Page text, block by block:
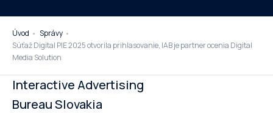
Úvod
Správy
Súťaž Digital PIE 2025 otvorila prihlasovanie, IAB je partner ocenia Digital
Media Solution
Interactive Advertising
Bureau Slovakia